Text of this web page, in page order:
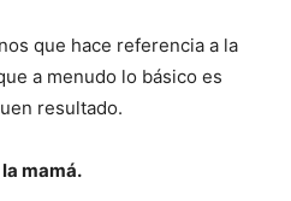
que hace referencia a la
a menudo lo básico es
resultado.
mamá.